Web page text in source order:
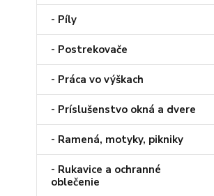
- Píly
- Postrekovače
- Práca vo výškach
- Príslušenstvo okná a dvere
- Ramená, motyky, pikniky
- Rukavice a ochranné
oblečenie